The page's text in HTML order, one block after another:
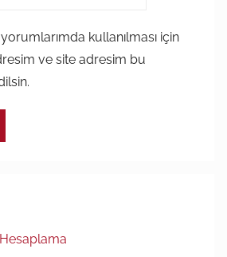
kullanılması için
ve site adresim bu